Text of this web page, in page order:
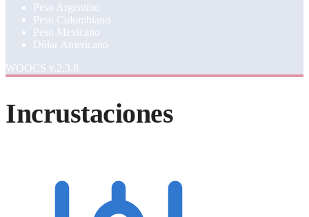
Peso Argentino
Peso Colombiano
Peso Mexicano
Dólar Americano
WOOCS v.2.3.8
Incrustaciones